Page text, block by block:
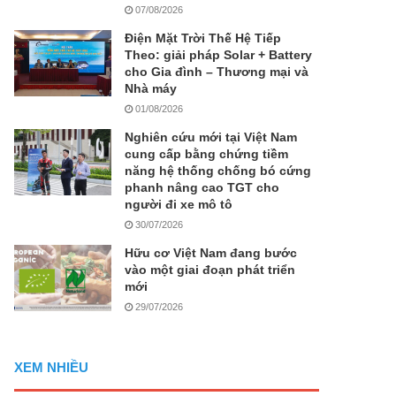
07/08/2026
Điện Mặt Trời Thế Hệ Tiếp
Theo: giải pháp Solar + Battery
cho Gia đình – Thương mại và
Nhà máy
01/08/2026
Nghiên cứu mới tại Việt Nam
cung cấp bằng chứng tiềm
năng hệ thống chống bó cứng
phanh nâng cao TGT cho
người đi xe mô tô
30/07/2026
Hữu cơ Việt Nam đang bước
vào một giai đoạn phát triển
mới
29/07/2026
XEM NHIỀU